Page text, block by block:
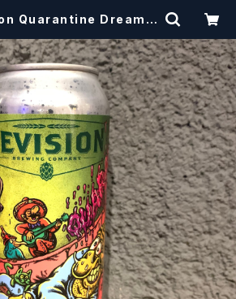
Quarantine Dreams
】 | craftbeerscissors